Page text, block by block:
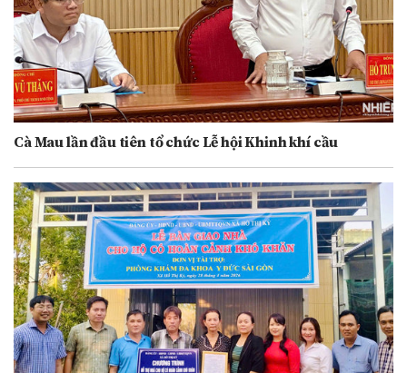
Cà Mau lần đầu tiên tổ chức Lễ hội Khinh khí cầu